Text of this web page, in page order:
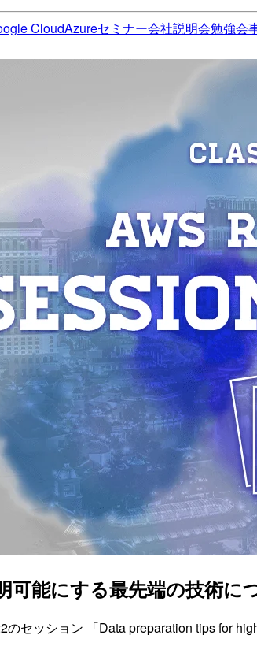
CloudAzureセミナー会社説明会勉強会
可能にする最先端の技術
セッション 「Data preparation tips for